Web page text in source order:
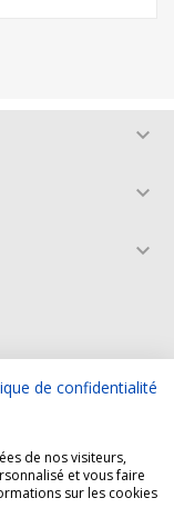



de confidentialité
de nos visiteurs,
et vous faire
sur les cookies